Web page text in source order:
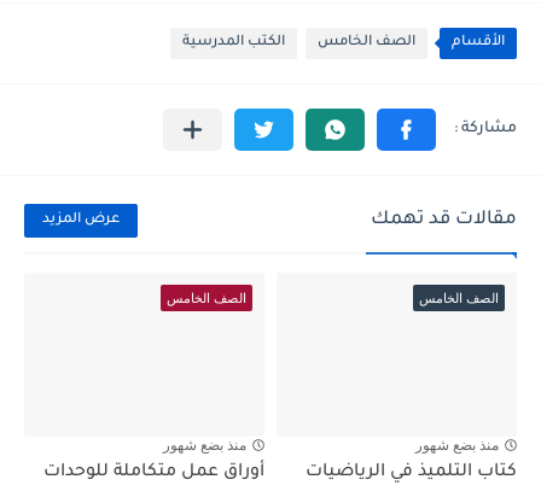
الأقسام الصف الخامس الكتب المدرسية
مقالات قد تهمك عرض المزيد
الصف الخامس
منذ بضع شهور
كتاب التلميذ في الرياضيات
الصف الخامس
منذ بضع شهور
أوراق عمل متكاملة للوحدات